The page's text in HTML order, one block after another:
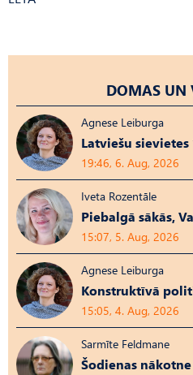
DOMAS UN
Agnese Leiburga
Latviešu
19:46, 6. Aug, 2026
Iveta Rozentāle
Piebalgā sākās,
15:07, 5. Aug, 2026
Agnese Leiburga
Konstruktīvā
15:05, 4. Aug, 2026
Sarmīte Feldmane
Šodienas